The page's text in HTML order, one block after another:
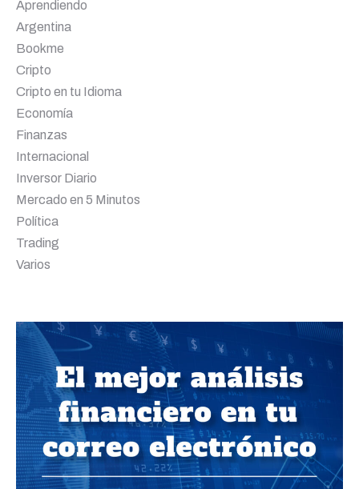
Aprendiendo
Argentina
Bookme
Cripto
Cripto en tu Idioma
Economía
Finanzas
Internacional
Inversor Diario
Mercado en 5 Minutos
Política
Trading
Varios